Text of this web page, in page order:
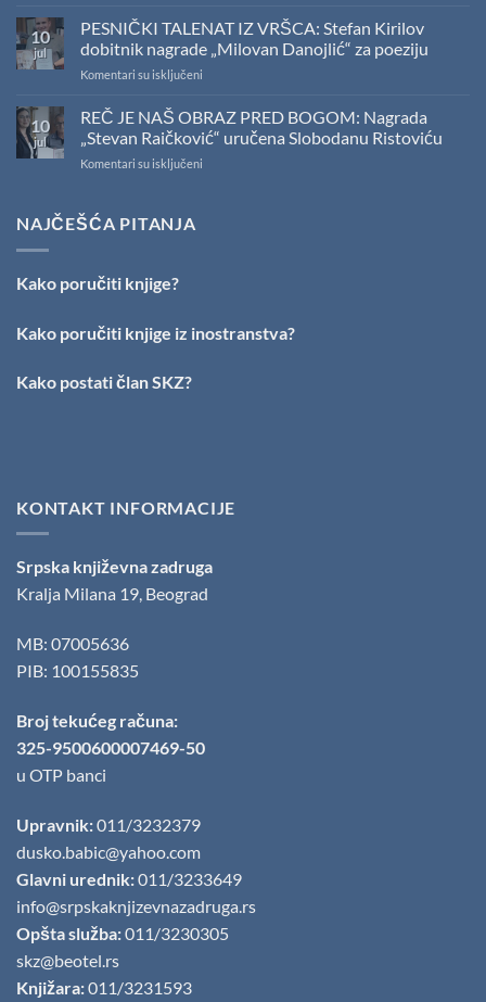
Sali
održano
Nagrade
„Stevan
10
jul
PESNIČKI TALENAT IZ VRŠCA: Stefan Kirilov
dobitnik nagrade „Milovan Danojlić“ za poeziju
Komentari su isključeni
TALENAT
IZ
VRŠCA:
10
jul
REČ JE NAŠ OBRAZ PRED BOGOM: Nagrada
„Stevan Raičković“ uručena Slobodanu Ristoviću
Komentari su isključeni
Raičković“
NAJČEŠĆA PITANJA
Kako poručiti knjige?
Kako poručiti knjige iz inostranstva?
Kako postati član SKZ?
KONTAKT INFORMACIJE
Srpska književna zadruga
Kralja Milana 19, Beograd
MB: 07005636
PIB: 100155835
Broj tekućeg računa:
325-9500600007469-50
u OTP banci
Upravnik:011/3232379
dusko.babic@yahoo.com
Glavni urednik:011/3233649
info@srpskaknjizevnazadruga.rs
Opšta služba:011/3230305
skz@beotel.rs
Knjižara:011/3231593